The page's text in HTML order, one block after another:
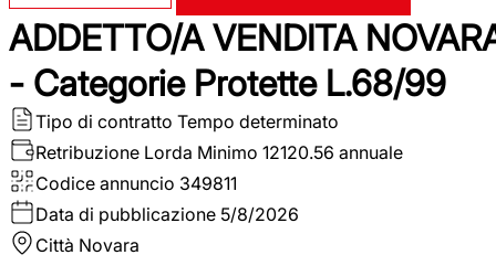
ADDETTO/A VENDITA
- Categorie Protette L.68/99
Tipo di contratto Tempo determinato
Retribuzione Lorda Minimo 12120.56 annuale
Codice annuncio 349811
Data di pubblicazione 5/8/2026
Città Novara